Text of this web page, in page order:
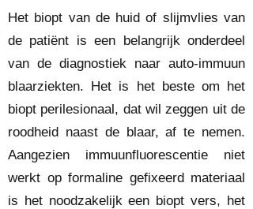
Het biopt van de huid of slijmvlies van
de patiënt is een belangrijk onderdeel
van de diagnostiek naar auto-immuun
blaarziekten. Het is het beste om het
biopt perilesionaal, dat wil zeggen uit de
roodheid naast de blaar, af te nemen.
Aangezien immuunfluorescentie niet
werkt op formaline gefixeerd materiaal
is het noodzakelijk een biopt vers, het